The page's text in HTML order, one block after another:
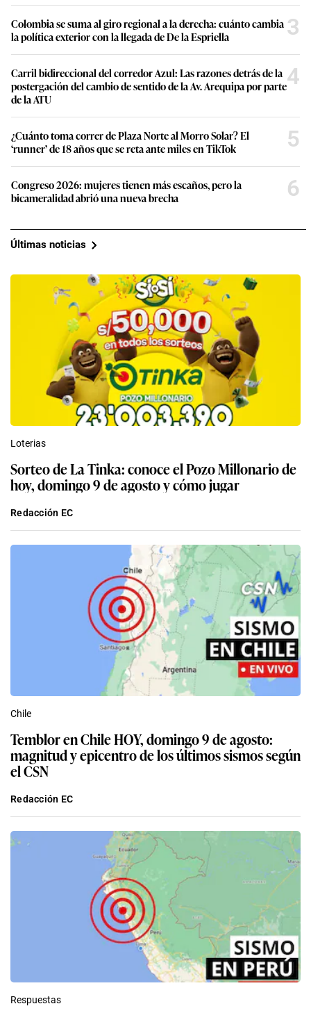
Colombia se suma al giro regional a la derecha: cuánto cambia
la política exterior con la llegada de De la Espriella
3
Carril bidireccional del corredor Azul: Las razones detrás de la
postergación del cambio de sentido de la Av. Arequipa por parte
de la ATU
4
¿Cuánto toma correr de Plaza Norte al Morro Solar? El
‘runner’ de 18 años que se reta ante miles en TikTok
5
Congreso 2026: mujeres tienen más escaños, pero la
bicameralidad abrió una nueva brecha
6
Últimas noticias
Loterias
Sorteo de La Tinka: conoce el Pozo Millonario de
hoy, domingo 9 de agosto y cómo jugar
Redacción EC
Chile
Temblor en Chile HOY, domingo 9 de agosto:
magnitud y epicentro de los últimos sismos según
el CSN
Redacción EC
Respuestas